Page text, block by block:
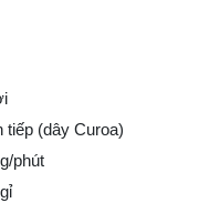
tiếp (dây Curoa)
phút